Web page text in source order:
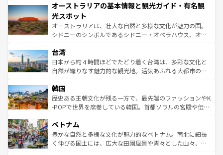
部のニューオーリンズでは、音楽と美食が融合した独特の
文化が魅力。旅行者はアメリカの各地域で異なる魅力を楽
しみながら、その多様性と豊かな歴史を感じることができ
るだろう。車でのロードトリップや列車の旅も、アメリカ
情報は
ワイ島は見逃せない。また、定番の観光地といえばオアフ
島だが、静かな自然を求めるならマウイ島やカウアイ島が
おすすめ。エメラルドグリーンに輝く海をはじめ、豊かな
文化や歴史が息づいている。「アロハスピリット」と呼ば
人々、おいしいローカルフードやハワイアンミュージッ
ク、伝統的なフラダンスなど、すべてがハワイの魅力を彩
っている。訪れるたびに新しい発見と感動が待っているハ
はコンテンツ一覧
オーストラリアの基本情報と観光ガイド・有名観
光スポット
オーストラリアは、壮大な自然と多様な文化が魅力の国。
シドニーのシンボルであるシドニー・オペラハウス、オー
リアリーフや大陸中央部にそびえるウルル（エアーズロッ
ク）、タスマニアの美しい原生林やケアンズの熱帯雨林な
ど、見どころがたくさん。また、カフェやワイン、オージ
いる。アクティビティも充実しており、サーフィンやダイ
ビング、ハイキングなど、アウトドア好きにはたまらな
い。オーストラリアの多彩な魅力を存分に味わいつくそ
参照してほしい。
台湾
日本から約４時間ほどでたどり着く台湾は、多彩な文化と
自然が織りなす魅力的な観光地。活気あふれる大都市の台
ン）、静ひつな山岳地帯である台湾東部など、都市の喧騒
と山間の静けさが共存しており、訪れる人に新しい発見と
驚きをもたらしてくれる。また、奥深い台湾の食文化も魅
容にもいいと評判のスイーツなど、バラエティ豊かな料理
が味わえる。 なお、新着の台湾情報は コンテンツ一覧を参
照してほしい。
韓国
歴史ある王朝文化が残る一方で、最先端のファッションやK
-POPで世界を席巻している韓国。首都ソウルの宮殿や伝統
き、地方に足を延ばせば四季折々の自然美を楽しむことが
できる。そして、キムチや焼肉、絶品のストリートフード
まで、さまざまな韓国料理が待っている。夜には、韓国な
ベトナム
豊かな自然と多様な文化が魅力的なベトナム。南北に細長
く伸びる国土には、広大な田園風景や青々とした山々、世